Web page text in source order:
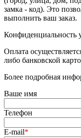
замка - код). Это
выполнить ваш заказ.
Конфиденциальность
Оплата
либо банковской
Более подробная
Ваше имя
Телефон
E-mail*